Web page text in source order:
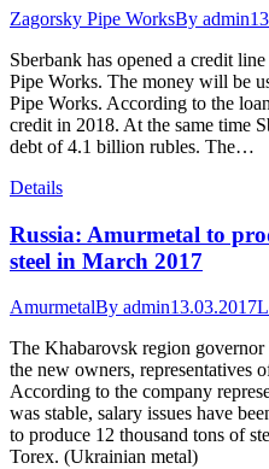
Zagorsky Pipe WorksBy admin
Sberbank has opened a credit
Pipe Works. The money will be
Pipe Works. According to the
credit in 2018. At the same time
debt of 4.1 billion rubles. The…
Details
Russia: Amurmetal to
steel in March 2017
AmurmetalBy admin13.03.2017
The Khabarovsk region
the new owners, representatives
According to the company
was stable, salary issues have
to produce 12 thousand tons of
Torex. (Ukrainian metal)